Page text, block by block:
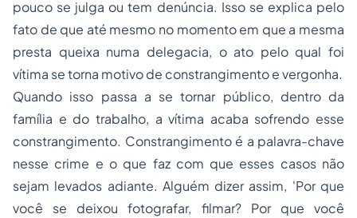
pouco se julga ou tem denúncia. Isso se explica pelo
fato de que até mesmo no momento em que a mesma
presta queixa numa delegacia, o ato pelo qual foi
vítima se torna motivo de constrangimento e vergonha.
Quando isso passa a se tornar público, dentro da
família e do trabalho, a vítima acaba sofrendo esse
constrangimento. Constrangimento é a palavra-chave
nesse crime e o que faz com que esses casos não
sejam levados adiante. Alguém dizer assim, 'Por que
você se deixou fotografar, filmar? Por que você